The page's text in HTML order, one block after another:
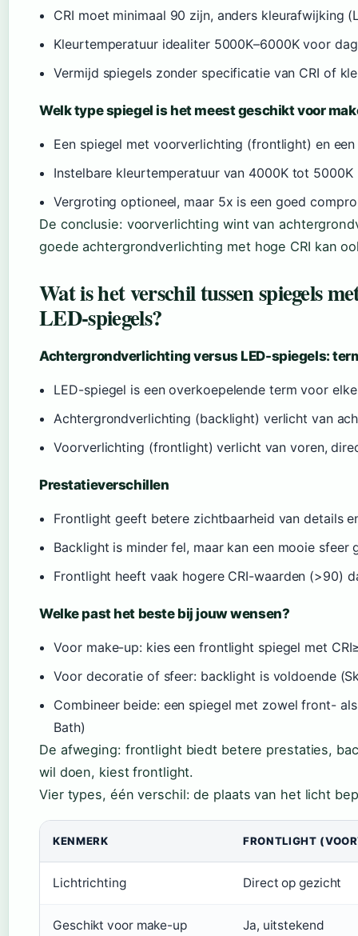
CRI moet minimaal 90 zijn, anders kleurafwijking
Kleurtemperatuur idealiter 5000K–6000K voor
Vermijd spiegels zonder specificatie van CRI of
Welk type spiegel is het meest geschikt voor
Een spiegel met voorverlichting (frontlight) en
Instelbare kleurtemperatuur van 4000K tot 5000K
Vergroting optioneel, maar 5x is een goed
De conclusie: voorverlichting wint van
goede achtergrondverlichting met hoge CRI kan
Wat is het verschil tussen spiegels
LED-spiegels?
Achtergrondverlichting versus LED-spiegels:
LED-spiegel is een overkoepelende term voor
Achtergrondverlichting (backlight) verlicht van
Voorverlichting (frontlight) verlicht van voren,
Prestatieverschillen
Frontlight geeft betere zichtbaarheid van details
Backlight is minder fel, maar kan een mooie sfeer
Frontlight heeft vaak hogere CRI-waarden (>90)
Welke past het beste bij jouw wensen?
Voor make-up: kies een frontlight spiegel met
Voor decoratie of sfeer: backlight is voldoende
Combineer beide: een spiegel met zowel front-
Bath)
De afweging: frontlight biedt betere prestaties,
wil doen, kiest frontlight.
Vier types, één verschil: de plaats van het licht
KENMERK FRONTLIGHT
Lichtrichting Direct op gezicht
Geschikt voor make-up Ja, uitstekend